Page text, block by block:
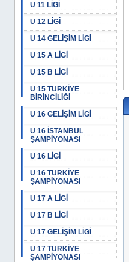
U 11 LİGİ
U 12 LİGİ
U 14 GELİŞİM LİGİ
U 15 A LİGİ
U 15 B LİGİ
U 15 TÜRKİYE
BİRİNCİLİĞİ
U 16 GELİŞİM LİGİ
U 16 İSTANBUL
ŞAMPİYONASI
U 16 LİGİ
U 16 TÜRKİYE
ŞAMPİYONASI
U 17 A LİGİ
U 17 B LİGİ
U 17 GELİŞİM LİGİ
U 17 TÜRKİYE
ŞAMPİYONASI